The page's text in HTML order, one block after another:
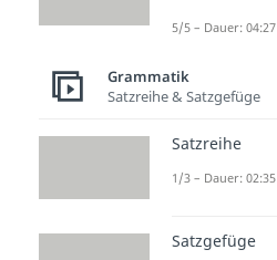
5/5 – Dauer: 04:27
Grammatik
Satzreihe & Satzgefüge
Satzreihe
1/3 – Dauer: 02:35
Satzgefüge